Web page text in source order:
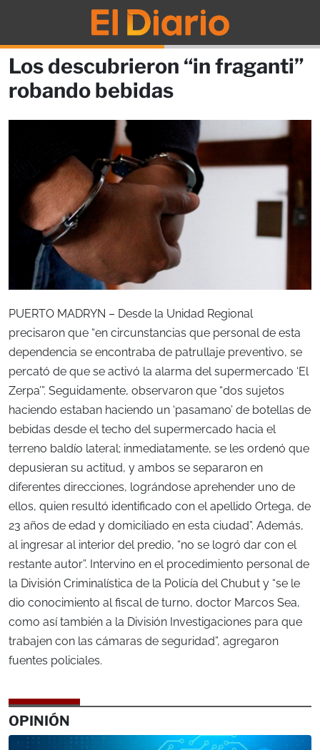
Los descubrieron “in fraganti”
robando bebidas
PUERTO MADRYN – Desde la Unidad Regional
precisaron que “en circunstancias que personal de esta
dependencia se encontraba de patrullaje preventivo, se
percató de que se activó la alarma del supermercado ‘El
Zerpa’”. Seguidamente, observaron que “dos sujetos
haciendo estaban haciendo un ‘pasamano’ de botellas de
bebidas desde el techo del supermercado hacia el
terreno baldío lateral; inmediatamente, se les ordenó que
depusieran su actitud, y ambos se separaron en
diferentes direcciones, lográndose aprehender uno de
ellos, quien resultó identificado con el apellido Ortega, de
23 años de edad y domiciliado en esta ciudad”. Además,
al ingresar al interior del predio, “no se logró dar con el
restante autor”. Intervino en el procedimiento personal de
la División Criminalística de la Policía del Chubut y “se le
dio conocimiento al fiscal de turno, doctor Marcos Sea,
como así también a la División Investigaciones para que
trabajen con las cámaras de seguridad”, agregaron
fuentes policiales.
OPINIÓN